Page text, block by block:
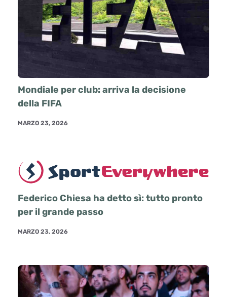
Mondiale per club: arriva la decisione
della FIFA
MARZO 23, 2026
Federico Chiesa ha detto sì: tutto pronto
per il grande passo
MARZO 23, 2026